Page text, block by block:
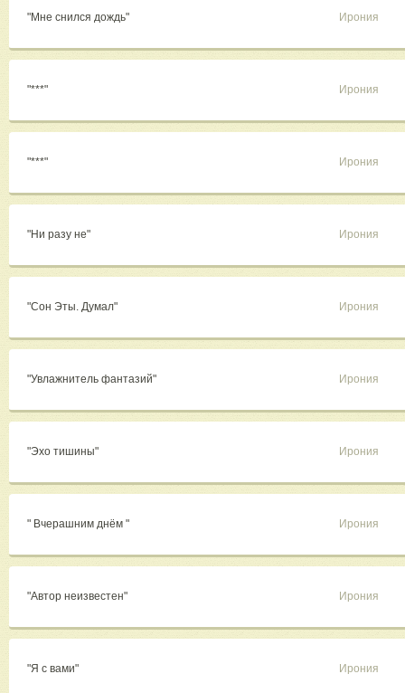
"Мне снился дождь" Ирония
"***" Ирония
"***" Ирония
"Ни разу не" Ирония
"Сон Эты. Думал" Ирония
"Увлажнитель фантазий" Ирония
"Эхо тишины" Ирония
" Вчерашним днём " Ирония
"Автор неизвестен" Ирония
"Я с вами" Ирония